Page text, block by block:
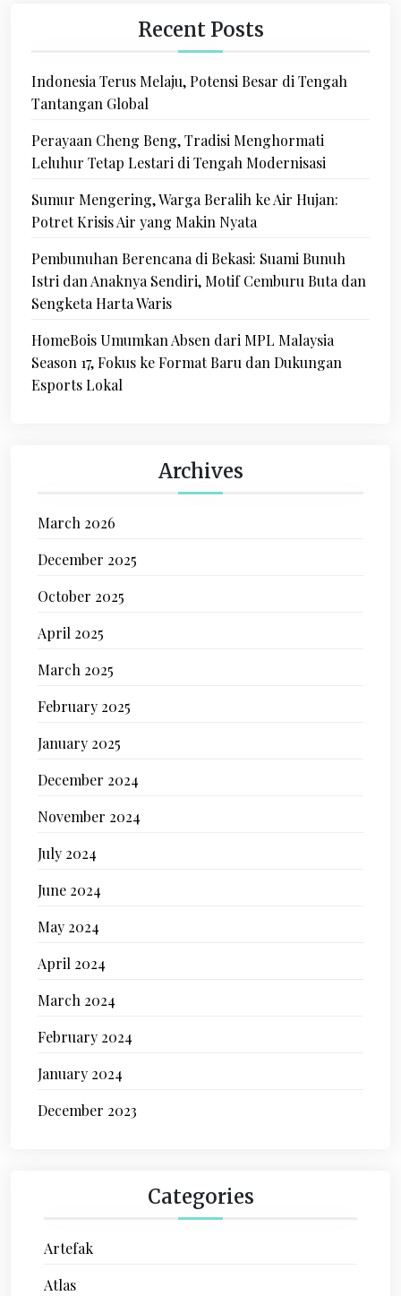
Recent Posts
Indonesia Terus Melaju, Potensi Besar di Tengah
Tantangan Global
Perayaan Cheng Beng, Tradisi Menghormati
Leluhur Tetap Lestari di Tengah Modernisasi
Sumur Mengering, Warga Beralih ke Air Hujan:
Potret Krisis Air yang Makin Nyata
Pembunuhan Berencana di Bekasi: Suami Bunuh
Istri dan Anaknya Sendiri, Motif Cemburu Buta dan
Sengketa Harta Waris
HomeBois Umumkan Absen dari MPL Malaysia
Season 17, Fokus ke Format Baru dan Dukungan
Esports Lokal
Archives
March 2026
December 2025
October 2025
April 2025
March 2025
February 2025
January 2025
December 2024
November 2024
July 2024
June 2024
May 2024
April 2024
March 2024
February 2024
January 2024
December 2023
Categories
Artefak
Atlas